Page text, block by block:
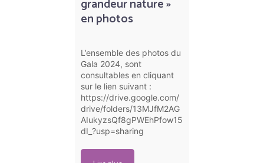
grandeur nature »
en photos
L’ensemble des photos du
Gala 2024, sont
consultables en cliquant
sur le lien suivant :
https://drive.google.com/
drive/folders/13MJfM2AG
AIukyzsQf8gPWEhPfow15
dI_?usp=sharing